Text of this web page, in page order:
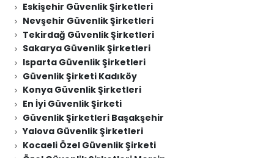
Eskişehir Güvenlik Şirketleri
Nevşehir Güvenlik Şirketleri
Tekirdağ Güvenlik Şirketleri
Sakarya Güvenlik Şirketleri
Isparta Güvenlik Şirketleri
Güvenlik Şirketi Kadıköy
Konya Güvenlik Şirketleri
En İyi Güvenlik Şirketi
Güvenlik Şirketleri Başakşehir
Yalova Güvenlik Şirketleri
Kocaeli Özel Güvenlik Şirketi